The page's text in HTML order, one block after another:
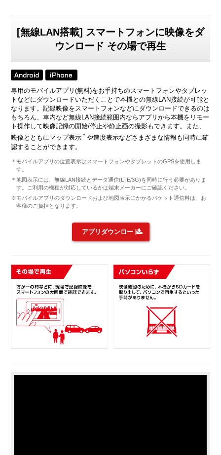
[無線LAN搭載] スマートフォンに映像をダ
ウンロード その場で再生
専用のモバイルアプリ(無料)をお手持ちのスマートフォンやタブレッ
トなどにダウンロードいただくことで本機との無線LAN接続が可能と
なります。記録映像をスマートフォンなどにダウンロードできるのは
もちろん、車内など無線LAN接続範囲内ならアプリから本機をリモー
ト操作して映像記録の開始/停止や静止画の撮影もできます。また、
映像とともにマップ表示 ＊ や速度表示などさまざまな情報も同時に確
認することができます。
＊モバイルアプリの位置表示はスマートフォンやタブレットのGPSを使用しま
す。
＊地図表示には、無線LAN接続とデータ通信(LTE/3G)を同時に行う必要がありま
す。ご利用の機種が対応しているかは端末メーカーにご確認ください。
※モバイルアプリのダウンロードおよび地図表示にかかるパケット通信料は、お
客様のご負担となります。
アプリダウンロード